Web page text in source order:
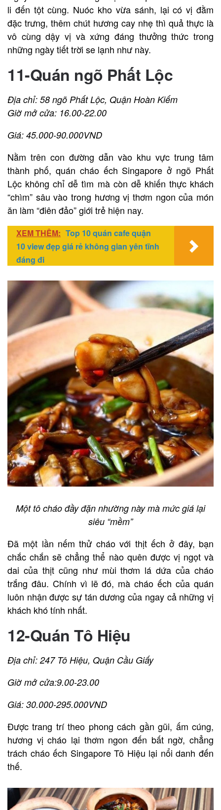
li đến tột cùng. Nuóc kho vừa sánh, lại có vị đằm
đặc trưng, thêm chút hương cay nhẹ thì quả thực là
vô cùng dậy vị và xứng đáng thưởng thức trong
những ngày tiết trời se lạnh như này.
11-Quán ngõ Phất Lộc
Địa chỉ: 58 ngõ Phất Lộc, Quận Hoàn Kiếm
Giờ mở cửa: 16.00-22.00
Giá: 45.000-90.000VND
Nằm trên con đường dẫn vào khu vực trung tâm
thành phố, quán cháo ếch Singapore ở ngõ Phất
Lộc không chỉ dễ tìm mà còn dễ khiến thực khách
“chìm” sâu vào trong hương vị thơm ngon của món
ăn làm “điên đảo” giới trẻ hiện nay.
XEM THÊM: Top 10 quán cafe quận
10 view đẹp giá rẻ không gian yên tĩnh
đáng đi
Một tô cháo đầy đặn nhường này mà mức giá lại
siêu “mềm”
Đã một lần nếm thử cháo với thịt ếch ở đây, bạn
chắc chắn sẽ chẳng thể nào quên được vị ngọt và
dai của thịt cũng như mùi thơm lá dứa của cháo
trắng đâu. Chính vì lẽ đó, mà cháo ếch của quán
luôn nhận được sự tán dương của ngay cả những vị
khách khó tính nhất.
12-Quán Tô Hiệu
Địa chỉ: 247 Tô Hiệu, Quận Cầu Giấy
Giờ mở cửa:9.00-23.00
Giá: 30.000-295.000VND
Được trang trí theo phong cách gần gũi, ấm cúng,
hương vị cháo lại thơm ngon đến bất ngờ, chẳng
trách cháo ếch Singapore Tô Hiệu lại nổi danh đến
thế.